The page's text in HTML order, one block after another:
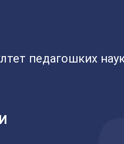
педагошких